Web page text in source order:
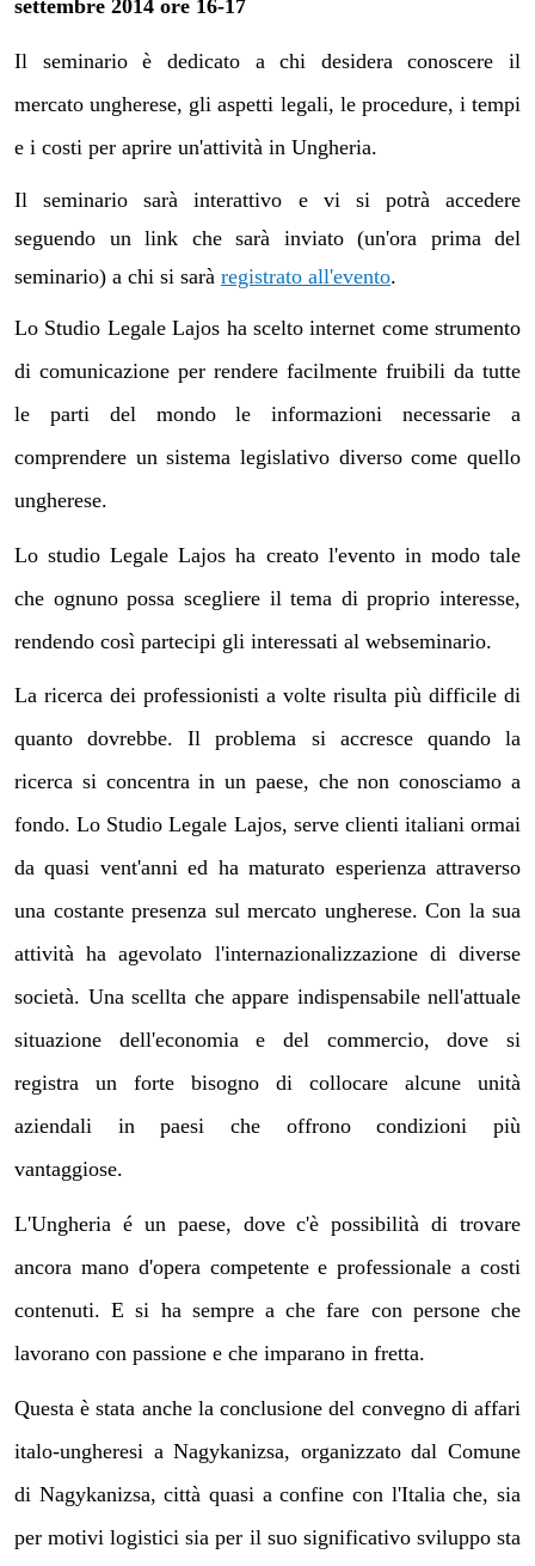
settembre 2014 ore 16-17
Il seminario è dedicato achi desidera conoscere il
mercato ungherese, gli aspetti legali, le procedure, i tempi
e i costi per aprire un'attività in Ungheria.
Il seminario sarà interattivo e vi si potrà accedere
seguendo un link che sarà inviato (un'ora prima del
seminario) a chi si sarà registrato all'evento.
Lo Studio Legale Lajos ha scelto internet come strumento
di comunicazione per rendere facilmente fruibili da tutte
le parti del mondo le informazioni necessarie a
comprendere un sistema legislativo diverso come quello
ungherese.
Lo studio Legale Lajos ha creato l'evento in modo tale
che ognuno possa scegliere il tema di proprio interesse,
rendendo così partecipi gli interessati al webseminario.
La ricerca dei professionisti a volte risulta più difficile di
quanto dovrebbe.Il problema si accresce quando la
ricerca si concentra in un paese, che non conosciamo a
fondo.Lo Studio Legale Lajos, serve clienti italiani ormai
da quasi vent'anni ed ha maturato esperienza attraverso
una costante presenza sul mercato ungherese. Con la sua
attività haagevolato l'internazionalizzazione di diverse
società. Una scellta che appare indispensabile nell'attuale
situazione dell'economia e del commercio, dove si
registra un forte bisogno di collocare alcune unità
aziendali in paesi che offrono condizioni più
vantaggiose.
L'Ungheria é un paese, dove c'è possibilità di trovare
ancora mano d'opera competente e professionale a costi
contenuti. E si ha sempre a che fare con persone che
lavorano con passione e che imparano in fretta.
Questa è stata anche la conclusione del convegno di affari
italo-ungheresi a Nagykanizsa, organizzato dal Comune
di Nagykanizsa, città quasi a confine con l'Italia che, sia
per motivi logistici sia per il suo significativo sviluppo sta